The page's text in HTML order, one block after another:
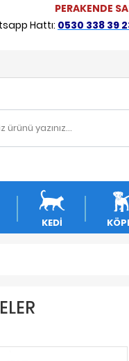
PERAKENDE
Hattı: 0530 338 39
KEDİ